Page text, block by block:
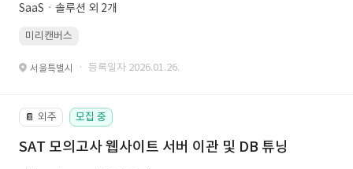
SaaSㆍ솔루션 외 2개
미리캔버스
서울특별시 · 등록일자 2026.01.26.
📔 외주 모집 중
SAT 모의고사 웹사이트 서버 이관 및 DB 튜닝